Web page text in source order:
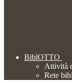
BiblOTTO
Attività
Rete